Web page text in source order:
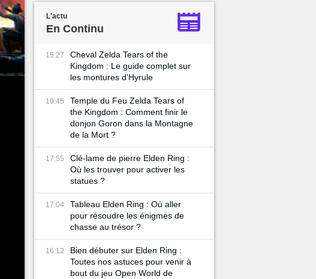
L'actu
En Continu
15:27
Cheval Zelda Tears of the
Kingdom : Le guide complet sur
les montures d'Hyrule
10:45
Temple du Feu Zelda Tears of
the Kingdom : Comment finir le
donjon Goron dans la Montagne
de la Mort ?
17:55
Clé-lame de pierre Elden Ring :
Où les trouver pour activer les
statues ?
17:04
Tableau Elden Ring : Où aller
pour résoudre les énigmes de
chasse au trésor ?
16:12
Bien débuter sur Elden Ring :
Toutes nos astuces pour venir à
bout du jeu Open World de